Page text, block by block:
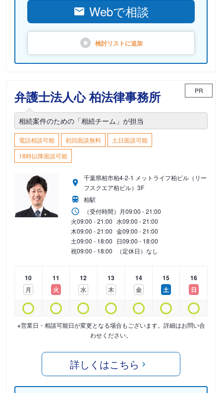
Webで相談
検討リストに追加
弁護士法人心 柏法律事務所 PR
相続案件のための「相続チーム」が担当
電話相談可能 初回面談無料
土日面談可能
18時以降面談可能
千葉県柏市柏4-2-1 メットライフ柏ビル（リー
フスクエア柏ビル）3F
柏駅
（受付時間） 月09:00 - 21:00
火09:00 - 21:00 水09:00 - 21:00
木09:00 - 21:00 金09:00 - 21:00
土09:00 - 18:00 日09:00 - 18:00
祝09:00 - 18:00 （定休日）なし
10
月
11
火
12
水
13
木
14
金
15
土
16
日
※営業日・相談可能日が変更となる場合もございます。詳細はお問い合
わせください。
詳しくはこちら